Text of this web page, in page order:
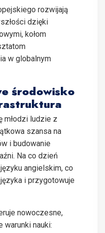
rozwijają
dzięki
kołom
w globalnym
środowisko
młodzi ludzie z
szansa na
i budowanie
Na co dzień
angielskim, co
i przygotowuje
nowoczesne,
nauki: